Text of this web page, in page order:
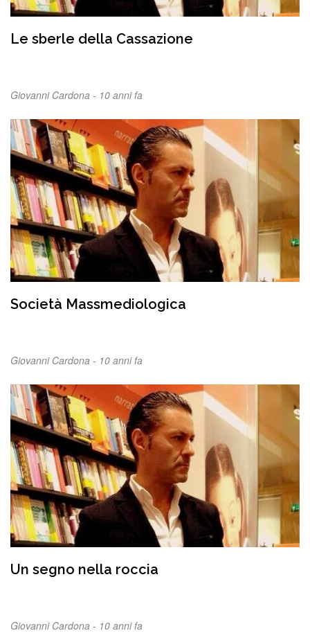
Le sberle della Cassazione
Giovanni Cardona - 10 anni fa
Società Massmediologica
Giovanni Cardona - 10 anni fa
Un segno nella roccia
Giovanni Cardona - 10 anni fa